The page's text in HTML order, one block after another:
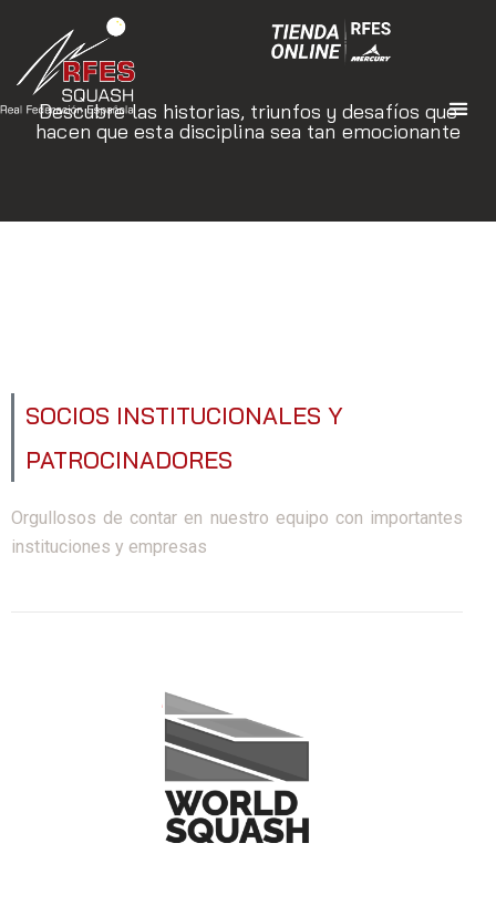
Descubre las historias, triunfos y desafíos que
hacen que esta disciplina sea tan emocionante
SOCIOS INSTITUCIONALES Y
PATROCINADORES
Orgullosos de contar en nuestro equipo con importantes
instituciones y empresas